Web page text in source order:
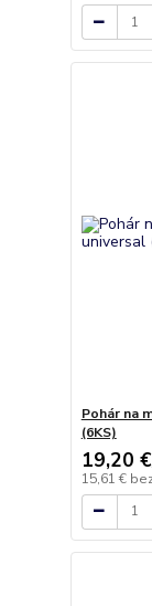
Pohár na
(6KS)
19,20 €
15,61 €